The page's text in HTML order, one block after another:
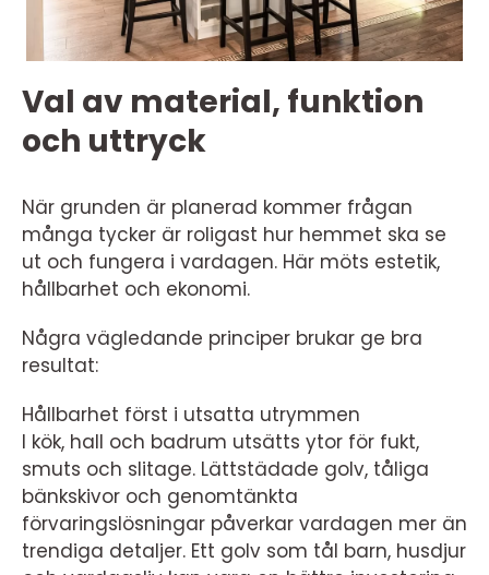
Val av material, funktion
och uttryck
När grunden är planerad kommer frågan
många tycker är roligast hur hemmet ska se
ut och fungera i vardagen. Här möts estetik,
hållbarhet och ekonomi.
Några vägledande principer brukar ge bra
resultat:
Hållbarhet först i utsatta utrymmen
I kök, hall och badrum utsätts ytor för fukt,
smuts och slitage. Lättstädade golv, tåliga
bänkskivor och genomtänkta
förvaringslösningar påverkar vardagen mer än
trendiga detaljer. Ett golv som tål barn, husdjur